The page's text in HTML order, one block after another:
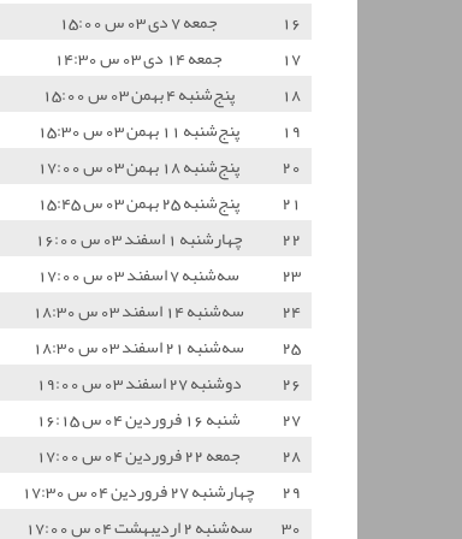
16
جمعه 7 دی 03 س 15:00
17
جمعه 14 دی 03 س 14:30
18
پنج‌شنبه 4 بهمن 03 س 15:00
19
پنج‌شنبه 11 بهمن 03 س 15:30
20
پنج‌شنبه 18 بهمن 03 س 17:00
21
پنج‌شنبه 25 بهمن 03 س 15:45
22
چهارشنبه 1 اسفند 03 س 16:00
23
سه‌شنبه 7 اسفند 03 س 17:00
24
سه‌شنبه 14 اسفند 03 س 18:30
25
سه‌شنبه 21 اسفند 03 س 18:30
26
دوشنبه 27 اسفند 03 س 19:00
27
شنبه 16 فروردین 04 س 16:15
28
جمعه 22 فروردین 04 س 17:00
29
چهارشنبه 27 فروردین 04 س 17:30
30
سه‌شنبه 2 اردیبهشت 04 س 17:00